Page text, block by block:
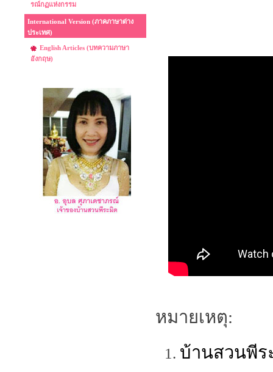
รณ์กฏแห่งกรรม
International Version (ภาคภาษาต่าง
ประเทศ)
English Articles (บทความภาษา
อังกฤษ)
หมายเหตุ:
บ้านสวนพี